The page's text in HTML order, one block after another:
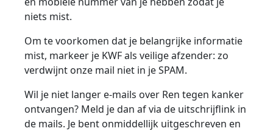
niets mist.
Om te voorkomen dat je belangrijke informatie
mist, markeer je KWF als veilige afzender: zo
verdwijnt onze mail niet in je SPAM.
Wil je niet langer e-mails over Ren tegen kanker
ontvangen? Meld je dan af via de uitschrijflink in
de mails. Je bent onmiddellijk uitgeschreven en